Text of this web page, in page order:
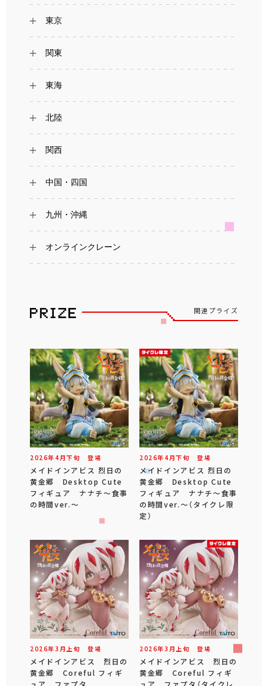
東京
関東
東海
北陸
関西
中国・四国
九州・沖縄
オンラインクレーン
関連プライズ
2026年4 月下旬 登場
メイドインアビス 烈日の
黄金郷 Desktop Cute
フィギュア ナナチ～食事
の時間ver.～
2026年4 月下旬 登場
メイドインアビス 烈日の
黄金郷 Desktop Cute
フィギュア ナナチ～食事
の時間ver.～（タイクレ限
定）
2026年3 月 上旬 登場
メイドインアビス 烈日の
黄金郷 Coreful フィギ
2026年3 月 上旬 登場
メイドインアビス 烈日の
黄金郷 Coreful フィギ